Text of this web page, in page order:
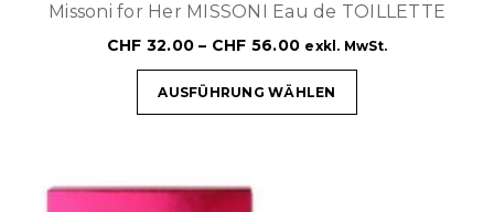
Missoni for Her MISSONI Eau de TOILLETTE
CHF 32.00 – CHF 56.00 exkl. MwSt.
AUSFÜHRUNG WÄHLEN